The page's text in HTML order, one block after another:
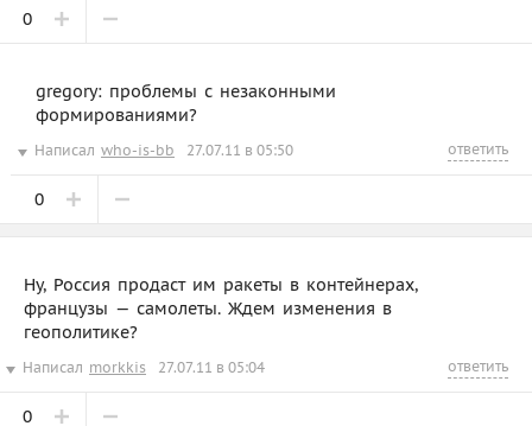
0
gregory: проблемы с незаконными
формированиями?
Написал who-is-bb 27.07.11 в 05:50 ответить
0
Ну, Россия продаст им ракеты в контейнерах,
французы — самолеты. Ждем изменения в
геополитике?
Написал morkkis 27.07.11 в 05:04 ответить
0